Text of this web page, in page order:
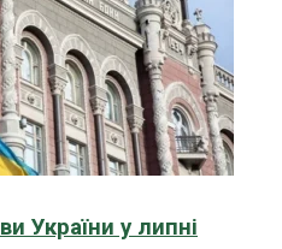
України у липні